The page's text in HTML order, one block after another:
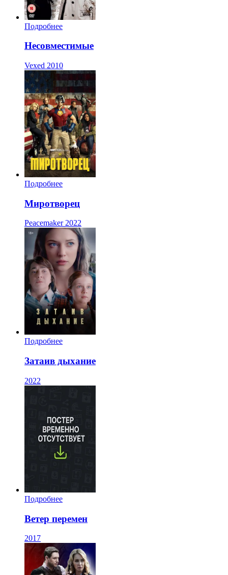
Подробнее
Несовместимые
Vexed 2010
Подробнее
Миротворец
Peacemaker 2022
Подробнее
Затаив дыхание
2022
Подробнее
Ветер перемен
2017